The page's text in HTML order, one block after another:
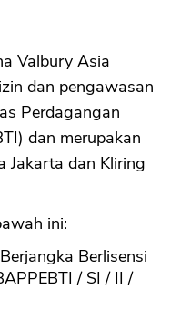
Valbury Asia
dan pengawasan
Perdagangan
dan merupakan
Jakarta dan Kliring
ini:
Berlisensi
/ SI / II /